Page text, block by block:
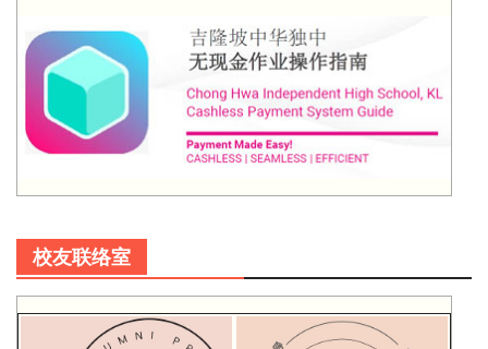
校友联络室